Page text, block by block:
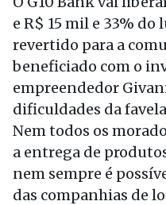
e R$ 15 mil e 33% do
revertido para a
beneficiado com o
empreendedor
dificuldades da
Nem todos os
a entrega de
nem sempre é
das companhias de